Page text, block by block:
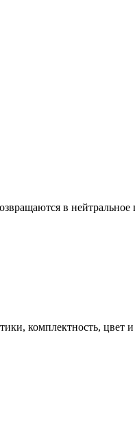
в
комплектность, цвет